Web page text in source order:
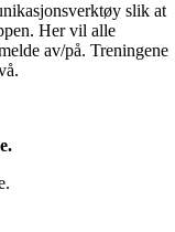
slik at
Her vil alle
av/på. Treningene